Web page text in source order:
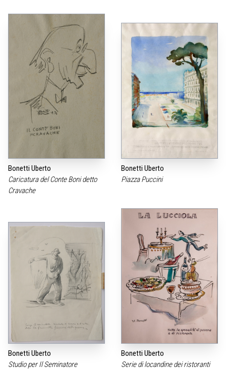
Bonetti Uberto
Caricatura del Conte Boni detto
Cravache
Bonetti Uberto
Piazza Puccini
Bonetti Uberto
Studio per Il Seminatore
Bonetti Uberto
Serie di locandine dei ristoranti